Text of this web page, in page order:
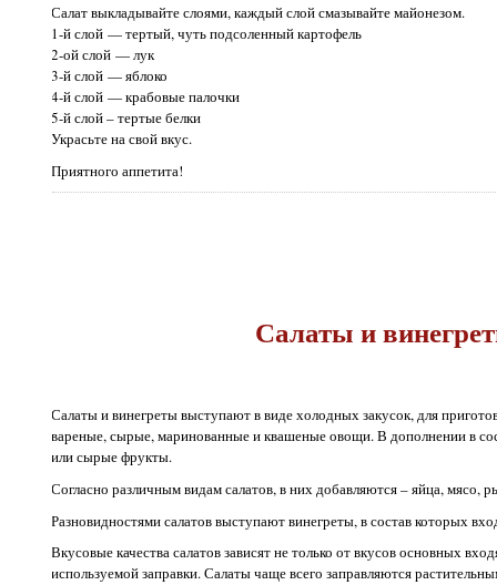
Салат выкладывайте слоями, каждый слой смазывайте майонезом.
1-й слой — тертый, чуть подсоленный картофель
2-ой слой — лук
3-й слой — яблоко
4-й слой — крабовые палочки
5-й слой – тертые белки
Украсьте на свой вкус.
Приятного аппетита!
Салаты и
Салаты и винегреты выступают в виде холодных закусок, для
вареные, сырые, маринованные и квашеные овощи. В дополнении в
или сырые фрукты.
Согласно различным видам салатов, в них добавляются – яйца, мясо,
Разновидностями салатов выступают винегреты, в состав которых
Вкусовые качества салатов зависят не только от вкусов основных
используемой заправки. Салаты чаще всего заправляются